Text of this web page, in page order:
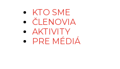
KTO SME
ČLENOVIA
AKTIVITY
PRE MÉDIÁ